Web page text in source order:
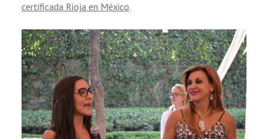
certificada Rioja en México.